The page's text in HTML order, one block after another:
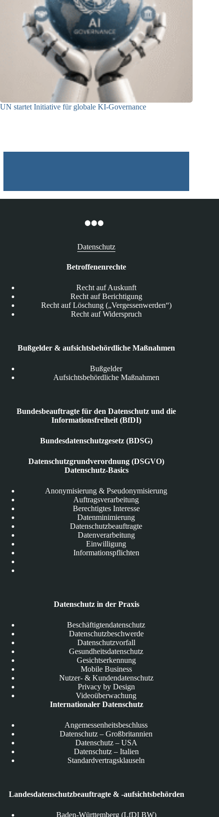
UN startet Initiative für globale KI-Governance
Datenschutz
Betroffenenrechte
Recht auf Auskunft
Recht auf Berichtigung
Recht auf Löschung („Vergessenwerden“)
Recht auf Widerspruch
Bußgelder & aufsichtsbehördliche Maßnahmen
Bußgelder
Aufsichtsbehördliche Maßnahmen
Bundesbeauftragte für den Datenschutz und die
Informationsfreiheit (BfDI)
Bundesdatenschutzgesetz (BDSG)
Datenschutzgrundverordnung (DSGVO)
Datenschutz-Basics
Anonymisierung & Pseudonymisierung
Auftragsverarbeitung
Berechtigtes Interesse
Datenminimierung
Datenschutzbeauftragte
Datenverarbeitung
Einwilligung
Informationspflichten
Datenschutz in der Praxis
Beschäftigtendatenschutz
Datenschutzbeschwerde
Datenschutzvorfall
Gesundheitsdatenschutz
Gesichtserkennung
Mobile Business
Nutzer- & Kundendatenschutz
Privacy by Design
Videoüberwachung
Internationaler Datenschutz
Angemessenheitsbeschluss
Datenschutz – Großbritannien
Datenschutz – USA
Datenschutz – Italien
Standardvertragsklauseln
Landesdatenschutzbeauftragte & -aufsichtsbehörden
Baden-Württemberg (LfDI BW)